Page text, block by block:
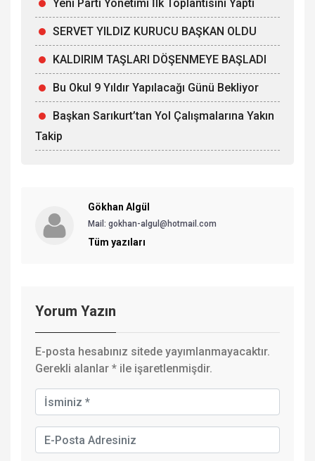
Yeni Parti Yönetimi İlk Toplantısını Yaptı
SERVET YILDIZ KURUCU BAŞKAN OLDU
KALDIRIM TAŞLARI DÖŞENMEYE BAŞLADI
Bu Okul 9 Yıldır Yapılacağı Günü Bekliyor
Başkan Sarıkurt’tan Yol Çalışmalarına Yakın
Takip
Gökhan Algül
Mail: gokhan-algul@hotmail.com
Tüm yazıları
Yorum Yazın
E-posta hesabınız sitede yayımlanmayacaktır.
Gerekli alanlar * ile işaretlenmişdir.